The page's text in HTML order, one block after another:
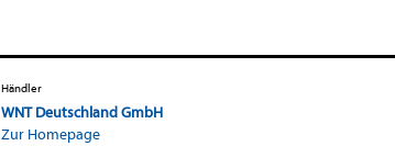
Händler
WNT Deutschland GmbH
Zur Homepage